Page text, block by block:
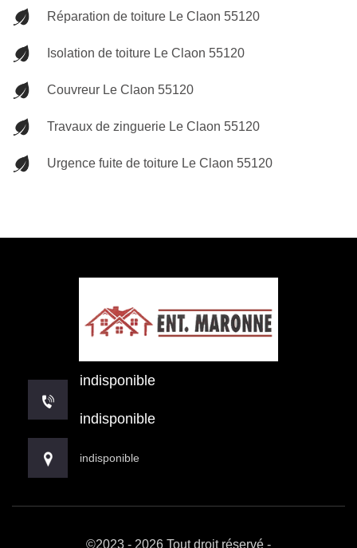
Réparation de toiture Le Claon 55120
Isolation de toiture Le Claon 55120
Couvreur Le Claon 55120
Travaux de zinguerie Le Claon 55120
Urgence fuite de toiture Le Claon 55120
indisponible
indisponible
indisponible
©2023 - 2026 Tout droit réservé -